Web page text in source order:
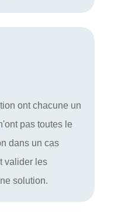
ont chacune un
pas toutes le
dans un cas
valider les
solution.